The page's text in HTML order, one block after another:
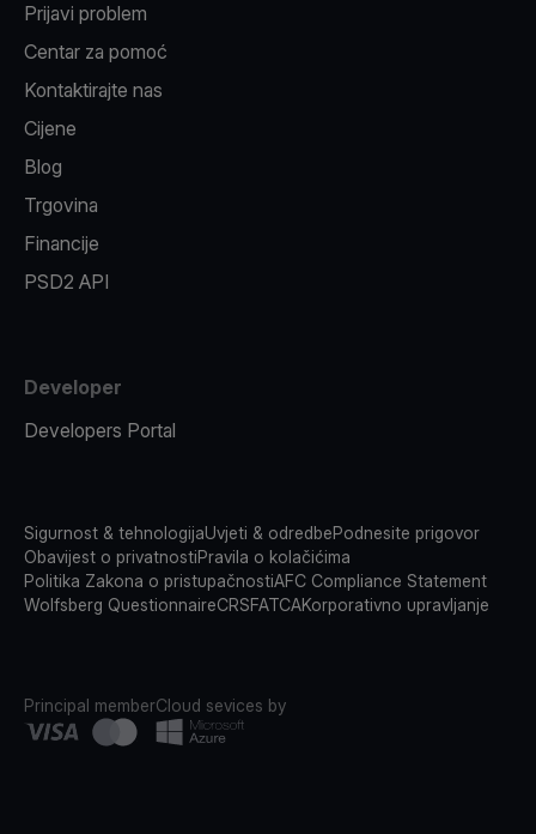
Prijavi problem
Centar za pomoć
Kontaktirajte nas
Cijene
Blog
Trgovina
Financije
PSD2 API
Developer
Developers Portal
Sigurnost & tehnologijaUvjeti & odredbePodnesite prigovor
Obavijest o privatnostiPravila o kolačićima
Politika Zakona o pristupačnostiAFC Compliance Statement
Wolfsberg QuestionnaireCRSFATCAKorporativno upravljanje
Principal memberCloud sevices by